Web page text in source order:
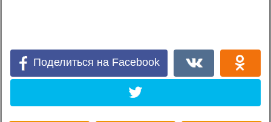
Поделиться на Facebook